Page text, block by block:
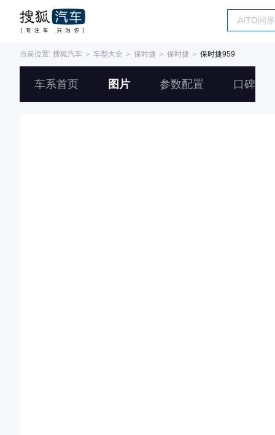
当前位置: 搜狐汽车 ＞ 车型大全 ＞ 保时捷 ＞ 保时捷 ＞ 保时捷959
车系首页 图片 参数配置 口碑